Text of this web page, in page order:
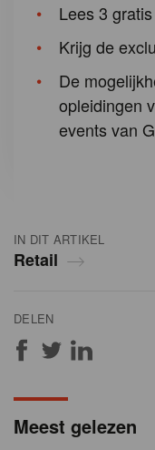
IN DIT ARTIKEL
Retail
DELEN
Lees 3
Krijg de
De
opleidingen
events van
Meest gelezen